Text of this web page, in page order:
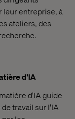
leur entreprise, à
ateliers, des
d'IA
d'IA guide
travail sur l'IA